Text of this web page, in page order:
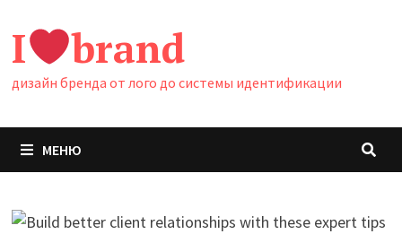
содержимому
I brand
дизайн бренда от лого до системы идентификации
МЕНЮ